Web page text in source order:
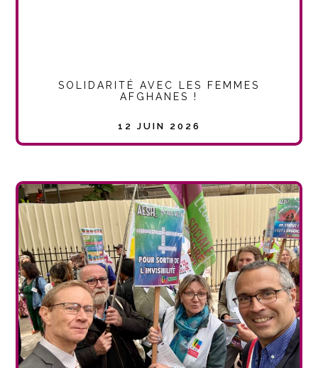
SOLIDARITÉ AVEC LES FEMMES
AFGHANES !
12 JUIN 2026